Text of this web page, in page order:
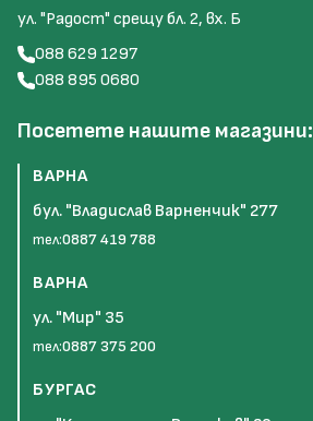
ул. "Радост" срещу бл. 2, вх. Б
088 629 1297
088 895 0680
Посетете нашите магазини:
ВАРНА
бул. "Владислав Варненчик" 277
тел:0887 419 788
ВАРНА
ул. "Мир" 35
тел:0887 375 200
БУРГАС